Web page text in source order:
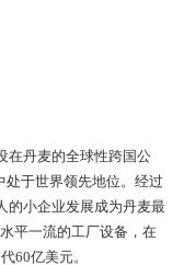
在丹麦的全球性跨国公
于世界领先地位。经过
的小企业发展成为丹麦最
平一流的工厂设备，在
60亿美元。